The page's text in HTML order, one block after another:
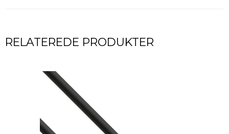
RELATEREDE PRODUKTER